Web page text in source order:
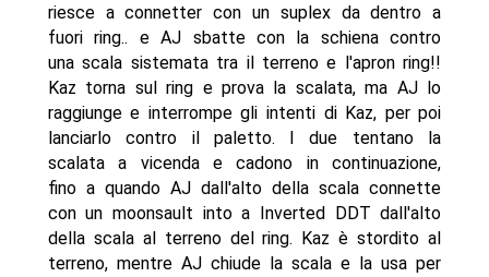
riesce a connetter con un suplex da dentro a
fuori ring.. e AJ sbatte con la schiena contro
una scala sistemata tra il terreno e l'apron ring!!
Kaz torna sul ring e prova la scalata, ma AJ lo
raggiunge e interrompe gli intenti di Kaz, per poi
lanciarlo contro il paletto. I due tentano la
scalata a vicenda e cadono in continuazione,
fino a quando AJ dall'alto della scala connette
con un moonsault into a Inverted DDT dall'alto
della scala al terreno del ring. Kaz è stordito al
terreno, mentre AJ chiude la scala e la usa per